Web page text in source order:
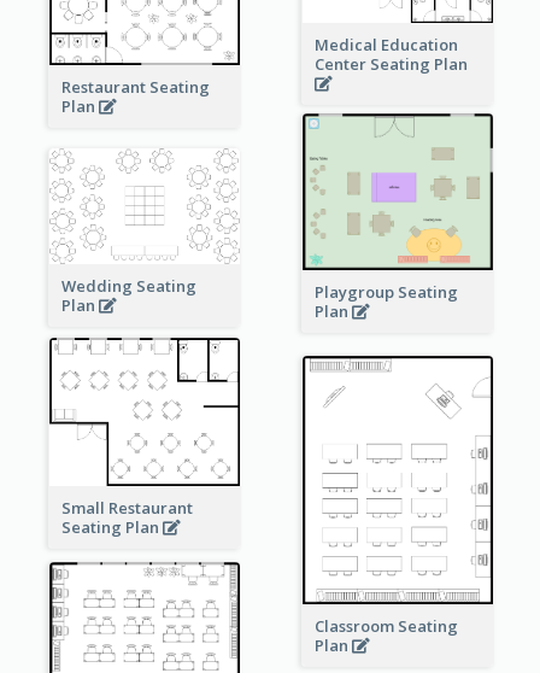
Restaurant Seating
Plan
Medical Education
Center Seating Plan
Playgroup Seating
Plan
Wedding Seating
Plan
Small Restaurant
Seating Plan
Classroom Seating
Plan